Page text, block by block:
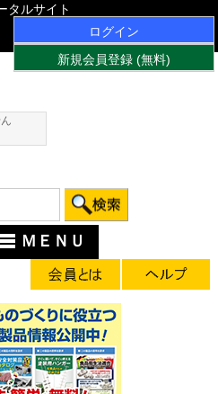
タルサイト
ログイン
新規会員登録 (無料)
ＭＥＮＵ